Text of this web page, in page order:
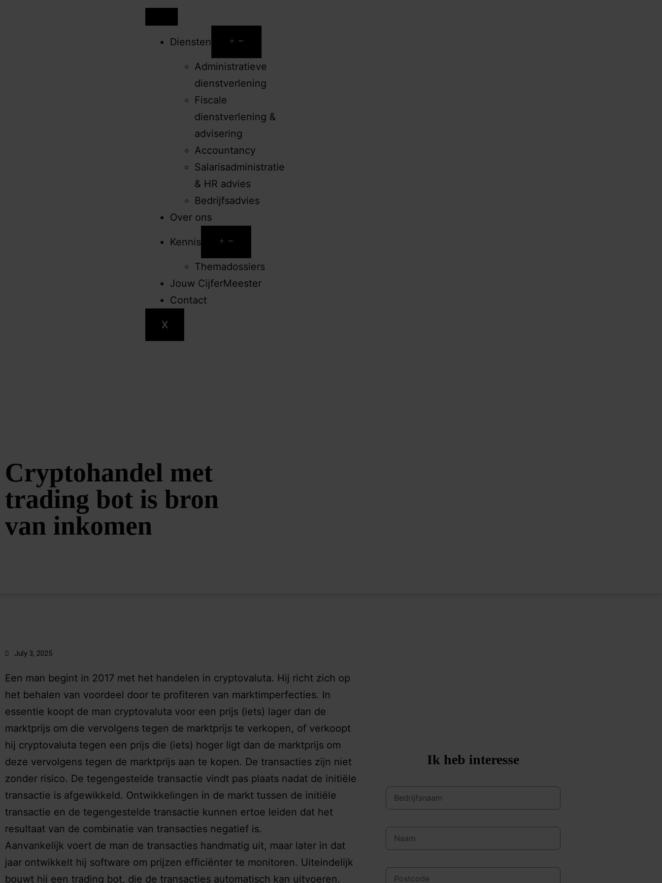
Diensten
Administratieve
dienstverlening
Fiscale
dienstverlening &
advisering
Accountancy
Salarisadministratie
& HR advies
Bedrijfsadvies
Over ons
Kennis
Themadossiers
Jouw CijferMeester
Contact
X
Cryptohandel met
trading bot is bron
van inkomen
July 3, 2025
Een man begint in 2017 met het handelen in cryptovaluta. Hij richt zich op
het behalen van voordeel door te profiteren van marktimperfecties. In
essentie koopt de man cryptovaluta voor een prijs (iets) lager dan de
marktprijs om die vervolgens tegen de marktprijs te verkopen, of verkoopt
hij cryptovaluta tegen een prijs die (iets) hoger ligt dan de marktprijs om
deze vervolgens tegen de marktprijs aan te kopen. De transacties zijn niet
zonder risico. De tegengestelde transactie vindt pas plaats nadat de initiële
transactie is afgewikkeld. Ontwikkelingen in de markt tussen de initiële
transactie en de tegengestelde transactie kunnen ertoe leiden dat het
resultaat van de combinatie van transacties negatief is.
Aanvankelijk voert de man de transacties handmatig uit, maar later in dat
jaar ontwikkelt hij software om prijzen efficiënter te monitoren. Uiteindelijk
bouwt hij een trading bot, die de transacties automatisch kan uitvoeren.
Ik heb interesse